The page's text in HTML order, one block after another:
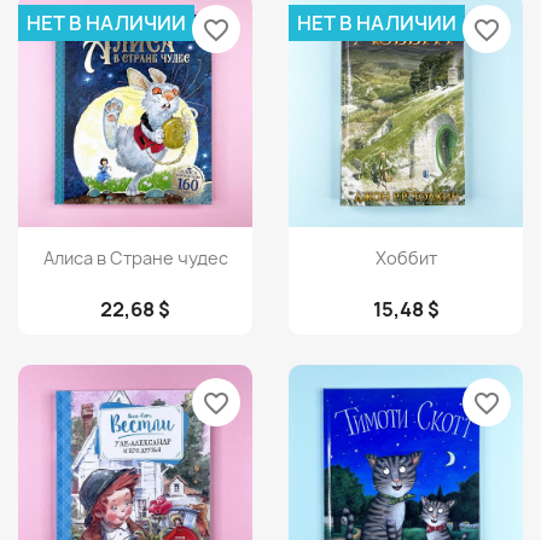
Просмотр
Алиса в Стране чудес
22,68 $
НЕТ В НАЛИЧИИ favorite_border
Просмотр
Хоббит
15,48 $
НЕТ В НАЛИЧИИ favorite_border
favorite_border favorite_border